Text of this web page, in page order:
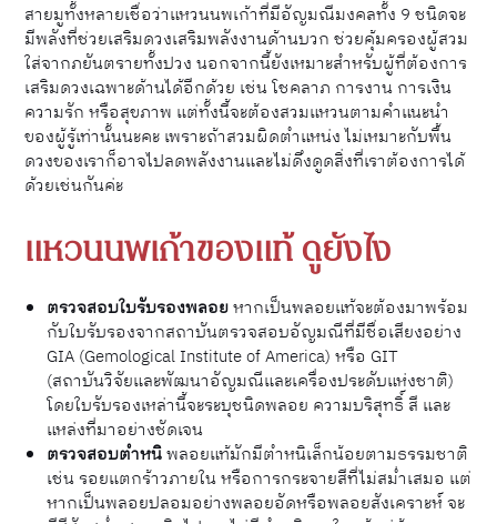
สายมูทั้งหลายเชื่อว่าแหวนนพเก้าที่มีอัญมณีมงคลทั้ง 9 ชนิดจะ
มีพลังที่ช่วยเสริมดวงเสริมพลังงานด้านบวก ช่วยคุ้มครองผู้สวม
ใส่จากภยันตรายทั้งปวง นอกจากนี้ยังเหมาะสำหรับผู้ที่ต้องการ
เสริมดวงเฉพาะด้านได้อีกด้วย เช่น โชคลาภ การงาน การเงิน
ความรัก หรือสุขภาพ แต่ทั้งนี้จะต้องสวมแหวนตามคำแนะนำ
ของผู้รู้เท่านั้นนะคะ เพราะถ้าสวมผิดตำแหน่ง ไม่เหมาะกับพื้น
ดวงของเราก็อาจไปลดพลังงานและไม่ดึงดูดสิ่งที่เราต้องการได้
ด้วยเช่นกันค่ะ
แหวนนพเก้าของแท้ ดูยังไง
ตรวจสอบใบรับรองพลอยหากเป็นพลอยแท้จะต้องมาพร้อม
กับใบรับรองจากสถาบันตรวจสอบอัญมณีที่มีชื่อเสียงอย่าง
GIA (Gemological Institute of America) หรือ GIT
(สถาบันวิจัยและพัฒนาอัญมณีและเครื่องประดับแห่งชาติ)
โดยใบรับรองเหล่านี้จะระบุชนิดพลอย ความบริสุทธิ์ สี และ
แหล่งที่มาอย่างชัดเจน​
ตรวจสอบตำหนิพลอยแท้มักมีตำหนิเล็กน้อยตามธรรมชาติ
เช่น รอยแตกร้าวภายใน หรือการกระจายสีที่ไม่สม่ำเสมอ แต่
หากเป็นพลอยปลอมอย่างพลอยอัดหรือพลอยสังเคราะห์ จะ